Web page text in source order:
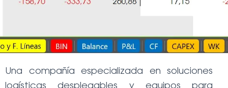
Una compañía especializada en soluciones
logísticas desplegables y equipos para